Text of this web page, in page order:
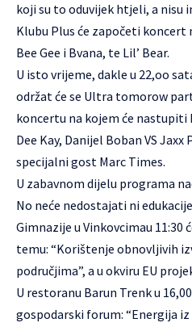
koji su to oduvijek htjeli, a nisu
Klubu Plus će započeti
Bee Gee i Bvana, te Lil’ Bear.
U isto vrijeme, dakle u 22,oo
održat će se Ultra tomorow
koncertu na kojem će nastupiti
Dee Kay, Danijel Boban VS
specijalni gost Marc Times.
U zabavnom dijelu programa
No neće nedostajati ni
Gimnazije u Vinkovcimau 11:30
temu: “Korištenje obnovljivih
područjima”, a u okviru EU
U restoranu Barun Trenk u
gospodarski forum: “Energija